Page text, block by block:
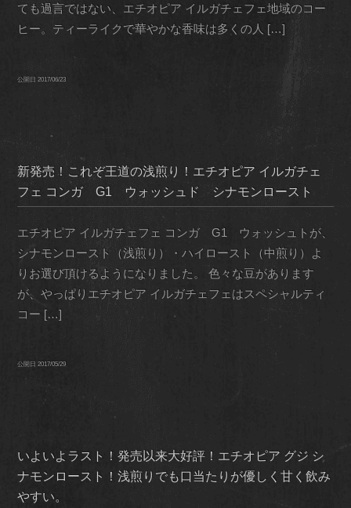
ても過言ではない、エチオピア イルガチェフェ地域のコー
ヒー。ティーライクで華やかな香味は多くの人 […]
公開日2017/06/23
新発売！これぞ王道の浅煎り！エチオピア イルガチェ
フェ コンガ G1 ウォッシュド シナモンロースト
エチオピア イルガチェフェ コンガ G1 ウォッシュトが、
シナモンロースト（浅煎り）・ハイロースト（中煎り）よ
りお選び頂けるようになりました。 色々な豆があります
が、やっぱりエチオピア イルガチェフェはスペシャルティ
コー […]
公開日2017/05/29
いよいよラスト！発売以来大好評！エチオピア グジ シ
ナモンロースト！浅煎りでも口当たりが優しく甘く飲み
やすい。